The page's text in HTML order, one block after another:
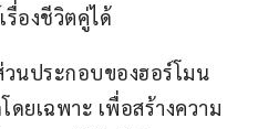
องชีวิตคู่ได้
นประกอบของฮอร์โมน
ยเฉพาะ เพื่อสร้างความ